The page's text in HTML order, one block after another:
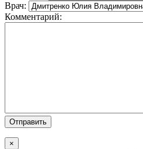
Врач:
Комментарий:
×